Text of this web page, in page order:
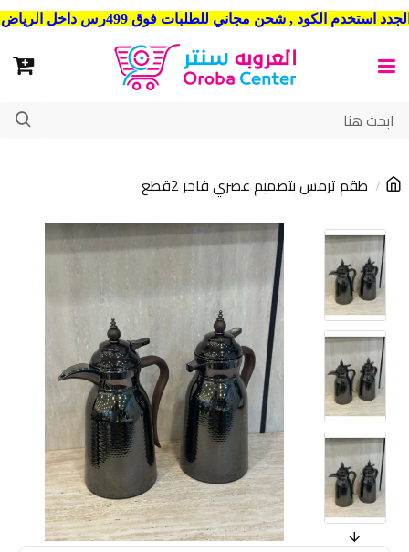
شحن مجاني للطلبات فوق 499رس داخل الرياض . وشحن الي جميع مدن المملكة العربية السعودية
طقم ترمس بتصميم عصري فاخر 2قطع